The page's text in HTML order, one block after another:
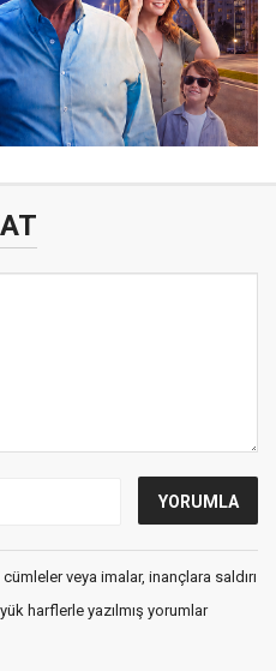
veya imalar, inançlara saldırı
harflerle yazılmış yorumlar